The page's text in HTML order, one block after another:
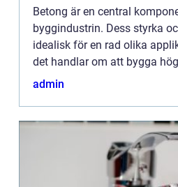
Betong är en central
byggindustrin. Dess styrka
idealisk för en rad olika
det handlar om att bygga
eller broar, står beto...
admin